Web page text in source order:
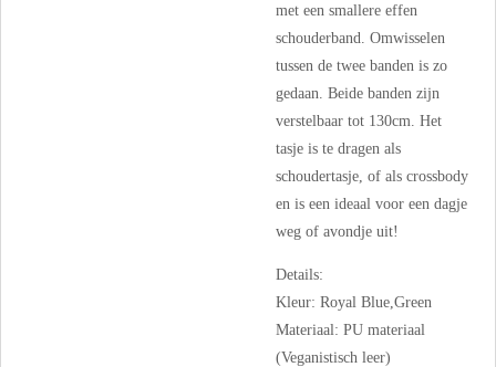
met een smallere effen
schouderband. Omwisselen
tussen de twee banden is zo
gedaan. Beide banden zijn
verstelbaar tot 130cm. Het
tasje is te dragen als
schoudertasje, of als crossbody
en is een ideaal voor een dagje
weg of avondje uit!
Details:
Kleur: Royal Blue,Green
Materiaal: PU materiaal
(Veganistisch leer)